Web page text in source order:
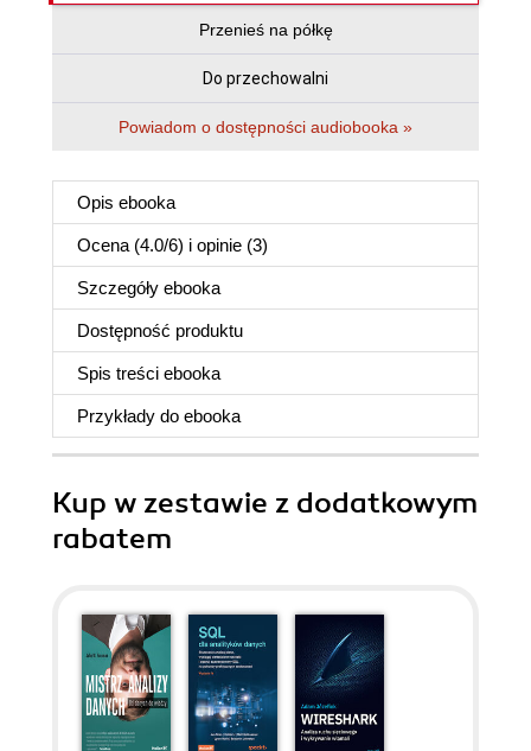
Przenieś na półkę
Do przechowalni
Powiadom o dostępności audiobooka »
Opis ebooka
Ocena (4.0/6) i opinie (3)
Szczegóły ebooka
Dostępność produktu
Spis treści ebooka
Przykłady do ebooka
Kup w zestawie z dodatkowym
rabatem